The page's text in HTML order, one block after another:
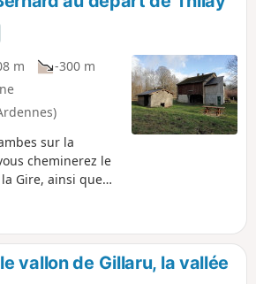
m
-300 m
sur la
cheminerez le
Gire, ainsi que
la clairière du
effectuerez le
par la rive
Deux points de vue
vallon de Gillaru, la vallée